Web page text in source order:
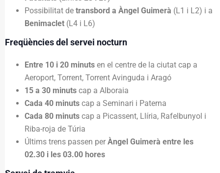
Possibilitat de transbord a Àngel Guimerà (L1 i L2) i a
Benimaclet (L4 i L6)
Freqüències del servei nocturn
Entre 10 i 20 minuts en el centre de la ciutat cap a
Aeroport, Torrent, Torrent Avinguda i Aragó
15 a 30 minuts cap a Alboraia
Cada 40 minuts cap a Seminari i Paterna
Cada 80 minuts cap a Picassent, Llíria, Rafelbunyol i
Riba-roja de Túria
Últims trens passen per Àngel Guimerà entre les
02.30 i les 03.00 hores